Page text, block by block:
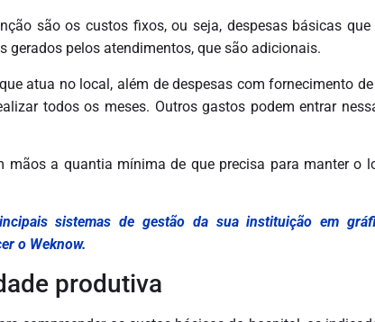
são os custos fixos, ou seja, despesas básicas
gerados pelos atendimentos, que são adicionais.
atua no local, além de despesas com fornecimento
todos os meses. Outros gastos podem entrar
mãos a quantia mínima de que precisa para manter o
sistemas de gestão da sua instituição em
o Weknow.
produtiva